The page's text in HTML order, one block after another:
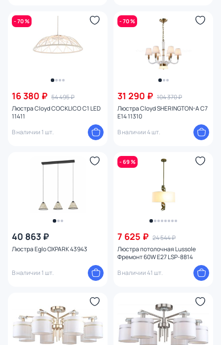
- 70 %
16 380 ₽ 54 495 ₽
Люстра Cloyd COCKLICO C1 LED
11411
В наличии 1 шт.
- 70 %
31 290 ₽ 104 370 ₽
Люстра Cloyd SHERINGTON-A C7
E14 11310
В наличии 4 шт.
40 863 ₽
Люстра Eglo OXPARK 43943
В наличии 1 шт.
- 69 %
7 625 ₽ 24 544 ₽
Люстра потолочная Lussole
Фремонт 60W E27 LSP-8814
В наличии 41 шт.